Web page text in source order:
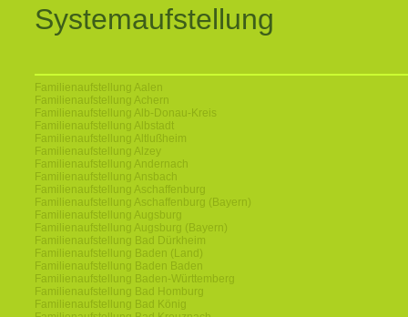
Systemaufstellung
Familienaufstellung Aalen
Familienaufstellung Achern
Familienaufstellung Alb-Donau-Kreis
Familienaufstellung Albstadt
Familienaufstellung Altlußheim
Familienaufstellung Alzey
Familienaufstellung Andernach
Familienaufstellung Ansbach
Familienaufstellung Aschaffenburg
Familienaufstellung Aschaffenburg (Bayern)
Familienaufstellung Augsburg
Familienaufstellung Augsburg (Bayern)
Familienaufstellung Bad Dürkheim
Familienaufstellung Baden (Land)
Familienaufstellung Baden Baden
Familienaufstellung Baden-Württemberg
Familienaufstellung Bad Homburg
Familienaufstellung Bad König